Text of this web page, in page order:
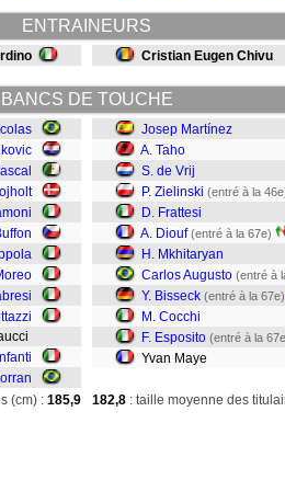
ENTRAINEURS
Cristian Eugen Chivu
BANCS DE TOUCHE
Josep Martínez
A. Taho
S. de Vrij
P. Zielinski (entré à la
D. Frattesi
A. Diouf (entré à la 67e)
H. Mkhitaryan
Carlos Augusto (entré à
Y. Bisseck (entré à la 67e)
M. Cocchi
F. Esposito (entré à la
Yvan Maye
(cm) : 185,9 182,8 : taille moyenne des